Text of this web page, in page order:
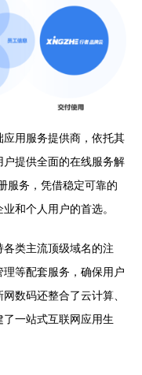
用服务提供商，依托其
提供全面的在线服务解
服务，凭借稳定可靠的
和个人用户的首选。
类主流顶级域名的注
等配套服务，确保用户
数码还整合了云计算、
一站式互联网应用生